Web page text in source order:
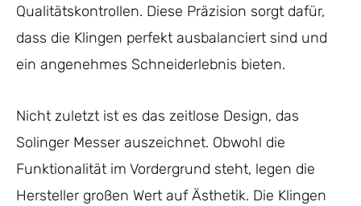
Qualitätskontrollen. Diese Präzision sorgt dafür,
dass die Klingen perfekt ausbalanciert sind und
ein angenehmes Schneiderlebnis bieten.
Nicht zuletzt ist es das zeitlose Design, das
Solinger Messer auszeichnet. Obwohl die
Funktionalität im Vordergrund steht, legen die
Hersteller großen Wert auf Ästhetik. Die Klingen